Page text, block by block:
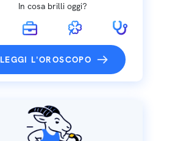
In cosa brilli oggi?
LEGGI L'OROSCOPO